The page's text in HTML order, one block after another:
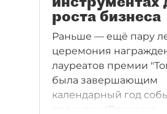
роста бизнеса
Раньше — ещё пару
церемония
лауреатов премии
была завершающим
календарный год
проектом "Делового